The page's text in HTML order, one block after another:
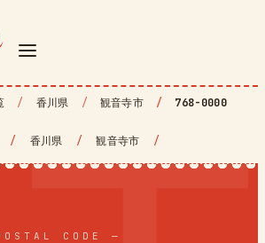
香川県 観音寺市 768-0000
/ 香川県 / 観音寺市 /
CODE —